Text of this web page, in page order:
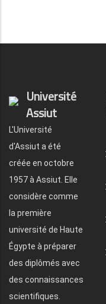
Université
Assiut
L'Université
d'Assiut a été
créée en octobre
1957 à Assiut. Elle
considère comme
la première
université de Haute
Égypte à préparer
des diplômés avec
des connaissances
scientifiques.